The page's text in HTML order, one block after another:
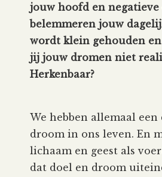
jouw hoofd en negatieve
belemmeren jouw
wordt klein gehouden
jij jouw dromen niet
Herkenbaar?
We hebben allemaal een
droom in ons leven. En
lichaam en geest als
dat doel en droom